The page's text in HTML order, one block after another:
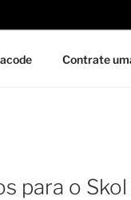
Contrate
para o